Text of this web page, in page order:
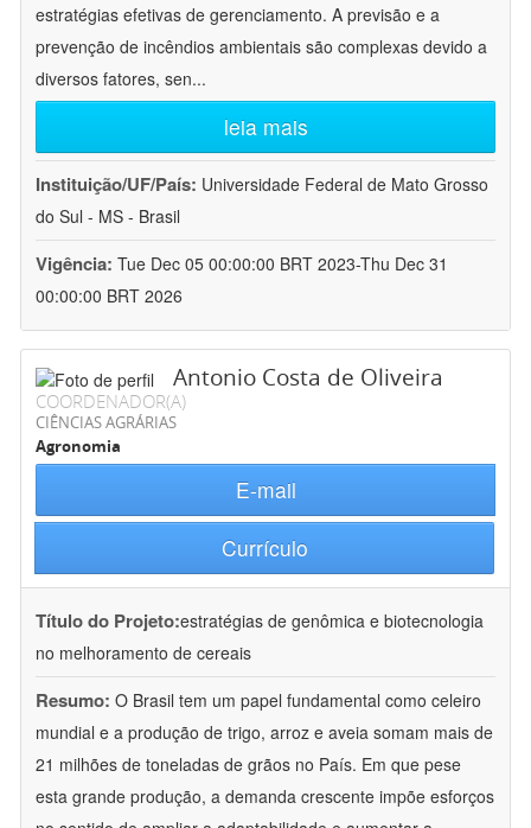
estratégias efetivas de gerenciamento. A previsão e a
prevenção de incêndios ambientais são complexas devido a
diversos fatores, sen...
leia mais
Instituição/UF/País: Universidade Federal de Mato Grosso
do Sul - MS - Brasil
Vigência: Tue Dec 05 00:00:00 BRT 2023-Thu Dec 31
00:00:00 BRT 2026
Antonio Costa de Oliveira
COORDENADOR(A)
CIÊNCIAS AGRÁRIAS
Agronomia
E-mail
Currículo
Título do Projeto:estratégias de genômica e biotecnologia
no melhoramento de cereais
Resumo: O Brasil tem um papel fundamental como celeiro
mundial e a produção de trigo, arroz e aveia somam mais de
21 milhões de toneladas de grãos no País. Em que pese
esta grande produção, a demanda crescente impõe esforços